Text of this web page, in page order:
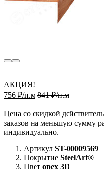
АКЦИЯ!
756 ₽/п.м 841 ₽/п.м
Цена со скидкой
заказов на меньшую сумму
индивидуально.
Артикул ST-00009569
Покрытие SteelArt®
Цвет орех 3D